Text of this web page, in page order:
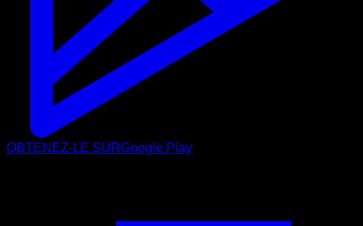
OBTENEZ-LE SURGoogle Play